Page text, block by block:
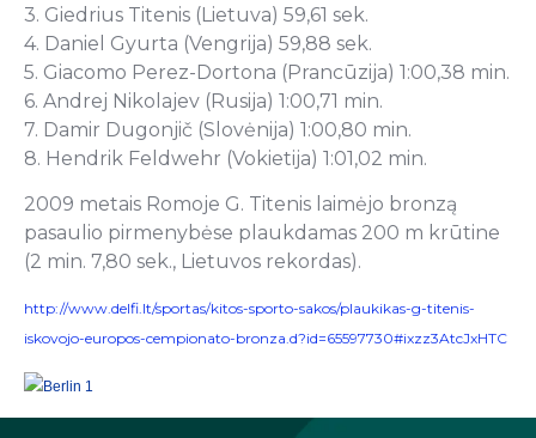
3. Giedrius Titenis (Lietuva) 59,61 sek.
4. Daniel Gyurta (Vengrija) 59,88 sek.
5. Giacomo Perez-Dortona (Prancūzija) 1:00,38 min.
6. Andrej Nikolajev (Rusija) 1:00,71 min.
7. Damir Dugonjič (Slovėnija) 1:00,80 min.
8. Hendrik Feldwehr (Vokietija) 1:01,02 min.
2009 metais Romoje G. Titenis laimėjo bronzą
pasaulio pirmenybėse plaukdamas 200 m krūtine
(2 min. 7,80 sek., Lietuvos rekordas).
http://www.delfi.lt/sportas/kitos-sporto-sakos/plaukikas-g-titenis-
iskovojo-europos-cempionato-bronza.d?id=65597730#ixzz3AtcJxHTC